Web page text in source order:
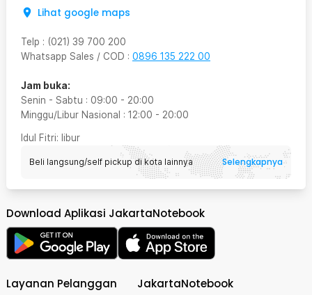
Lihat google maps
Telp : (021) 39 700 200
Whatsapp Sales / COD : 0896 135 222 00
Jam buka:
Senin - Sabtu : 09:00 - 20:00
Minggu/Libur Nasional : 12:00 - 20:00
Idul Fitri: libur
Beli langsung/self pickup di kota lainnya Selengkapnya
Download Aplikasi JakartaNotebook
Layanan Pelanggan JakartaNotebook